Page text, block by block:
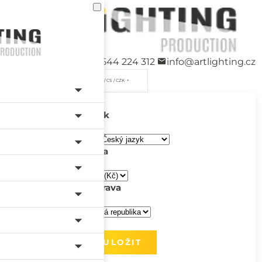
+420 544 224 312 info@artlighting.cz
/ CS / CZK
Jazyk
Měna
Doprava